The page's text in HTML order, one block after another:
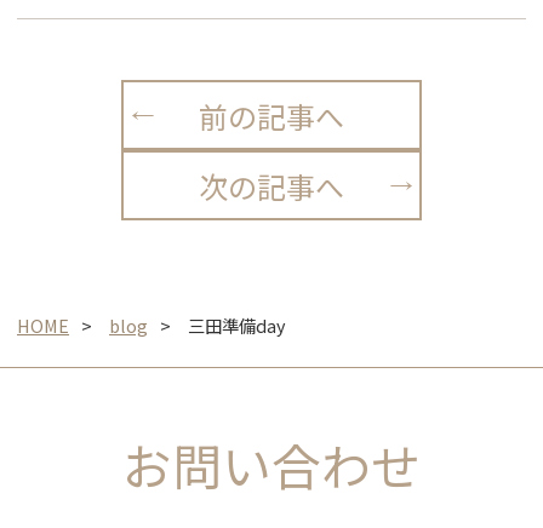
前の記事へ
次の記事へ
HOME blog 三田準備day
お問い合わせ